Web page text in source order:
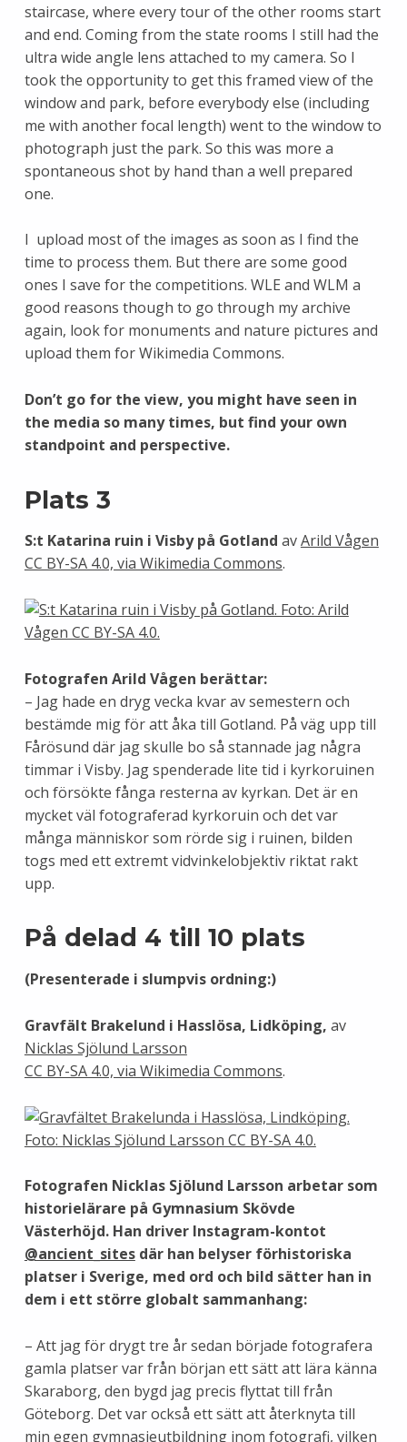
staircase, where every tour of the other rooms start
and end. Coming from the state rooms I still had the
ultra wide angle lens attached to my camera. So I
took the opportunity to get this framed view of the
window and park, before everybody else (including
me with another focal length) went to the window to
photograph just the park. So this was more a
spontaneous shot by hand than a well prepared
one.
I upload most of the images as soon as I find the
time to process them. But there are some good
ones I save for the competitions. WLE and WLM a
good reasons though to go through my archive
again, look for monuments and nature pictures and
upload them for Wikimedia Commons.
Don’t go for the view, you might have seen in
the media so many times, but find your own
standpoint and perspective.
Plats 3
S:t Katarina ruin i Visby på Gotland avArild Vågen
CC BY-SA 4.0, via Wikimedia Commons.
Fotografen Arild Vågen berättar:
– Jag hade en dryg vecka kvar av semestern och
bestämde mig för att åka till Gotland. På väg upp till
Fårösund där jag skulle bo så stannade jag några
timmar i Visby. Jag spenderade lite tid i kyrkoruinen
och försökte fånga resterna av kyrkan. Det är en
mycket väl fotograferad kyrkoruin och det var
många människor som rörde sig i ruinen, bilden
togs med ett extremt vidvinkelobjektiv riktat rakt
upp.
På delad 4 till 10 plats
(Presenterade i slumpvis ordning:)
Gravfält Brakelund i Hasslösa, Lidköping, av
Nicklas Sjölund Larsson
CC BY-SA 4.0, via Wikimedia Commons.
Fotografen Nicklas Sjölund Larsson arbetar som
historielärare på Gymnasium Skövde
Västerhöjd. Han driver Instagram-kontot
@ancient_sitesdär han belyser förhistoriska
platser i Sverige, med ord och bild sätter han in
dem i ett större globalt sammanhang:
– Att jag för drygt tre år sedan började fotografera
gamla platser var från början ett sätt att lära känna
Skaraborg, den bygd jag precis flyttat till från
Göteborg. Det var också ett sätt att återknyta till
min egen gymnasieutbildning inom fotografi, vilken